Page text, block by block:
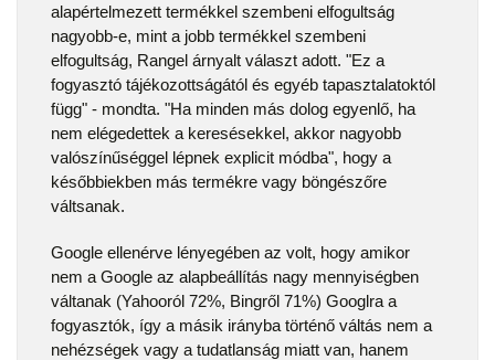
alapértelmezett termékkel szembeni elfogultság
nagyobb-e, mint a jobb termékkel szembeni
elfogultság, Rangel árnyalt választ adott. "Ez a
fogyasztó tájékozottságától és egyéb tapasztalatoktól
függ" - mondta. "Ha minden más dolog egyenlő, ha
nem elégedettek a keresésekkel, akkor nagyobb
valószínűséggel lépnek explicit módba", hogy a
későbbiekben más termékre vagy böngészőre
váltsanak.
Google ellenérve lényegében az volt, hogy amikor
nem a Google az alapbeállítás nagy mennyiségben
váltanak (Yahooról 72%, Bingről 71%) Googlra a
fogyasztók, így a másik irányba történő váltás nem a
nehézségek vagy a tudatlanság miatt van, hanem